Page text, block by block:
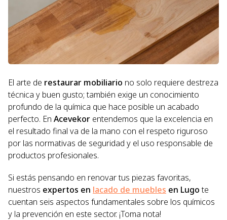
El arte de restaurar mobiliario no solo requiere destreza
técnica y buen gusto; también exige un conocimiento
profundo de la química que hace posible un acabado
perfecto. En Acevekor entendemos que la excelencia en
el resultado final va de la mano con el respeto riguroso
por las normativas de seguridad y el uso responsable de
productos profesionales.
Si estás pensando en renovar tus piezas favoritas,
nuestros expertos en lacado de muebles en Lugote
cuentan seis aspectos fundamentales sobre los químicos
y la prevención en este sector. ¡Toma nota!